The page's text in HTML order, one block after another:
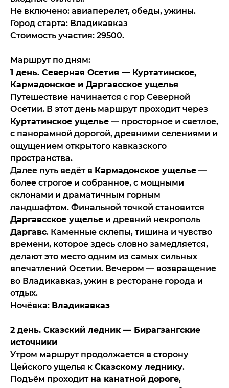
Не включено: авиаперелет, обеды, ужины.
Город старта: Владикавказ
Стоимость участия: 29500.
Маршрут по дням:
1 день. Северная Осетия — Куртатинское,
Кармадонское и Даргавсское ущелья
Путешествие начинается с гор Северной
Осетии. В этот день маршрут проходит через
Куртатинское ущелье — просторное и светлое,
с панорамной дорогой, древними селениями и
ощущением открытого кавказского
пространства.
Далее путь ведёт в Кармадонское ущелье —
более строгое и собранное, с мощными
склонами и драматичным горным
ландшафтом. Финальной точкой становится
Даргавсское ущелье и древний некрополь
Даргавс. Каменные склепы, тишина и чувство
времени, которое здесь словно замедляется,
делают это место одним из самых сильных
впечатлений Осетии. Вечером — возвращение
во Владикавказ, ужин в ресторане города и
отдых.
Ночёвка: Владикавказ
2 день. Сказский ледник — Бирагзангские
источники
Утром маршрут продолжается в сторону
Цейского ущелья к Сказскому леднику.
Подъём проходит на канатной дороге,